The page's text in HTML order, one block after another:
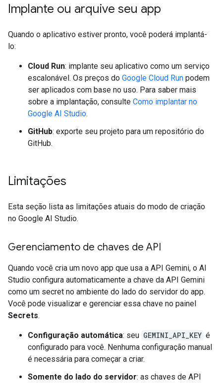
Implante ou arquive seu app
Quando o aplicativo estiver pronto, você poderá implantá-
lo:
Cloud Run: implante seu aplicativo como um serviço
escalonável. Os preços do Google Cloud Run podem
ser aplicados com base no uso. Para saber mais
sobre a implantação, consulte Como implantar no
Google AI Studio.
GitHub: exporte seu projeto para um repositório do
GitHub.
Limitações
Esta seção lista as limitações atuais do modo de criação
no Google AI Studio.
Gerenciamento de chaves de API
Quando você cria um novo app que usa a API Gemini, o AI
Studio configura automaticamente a chave da API Gemini
como um secret no ambiente do lado do servidor do app.
Você pode visualizar e gerenciar essa chave no painel
Secrets.
Configuração automática: seu GEMINI_API_KEY é
configurado para você. Nenhuma configuração manual
é necessária para começar a criar.
Somente do lado do servidor: as chaves de API